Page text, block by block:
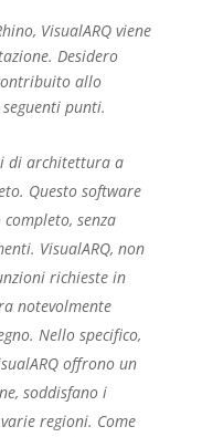
VisualARQ viene
Desidero
allo
punti.
di architettura a
Questo software
senza
VisualARQ, non
richieste in
notevolmente
Nello specifico,
offrono un
soddisfano i
regioni. Come